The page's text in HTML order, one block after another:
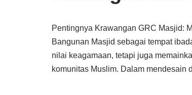
Pentingnya Krawangan GRC Masjid:
Bangunan Masjid sebagai tempat
nilai keagamaan, tetapi juga
komunitas Muslim. Dalam